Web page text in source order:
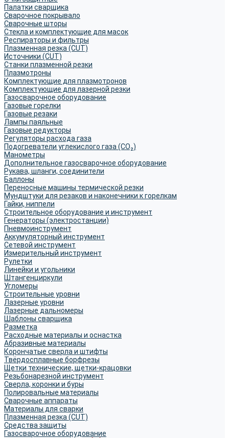
Палатки сварщика
Сварочное покрывало
Сварочные шторы
Стекла и комплектующие для масок
Респираторы и фильтры
Плазменная резка (CUT)
Источники (CUT)
Станки плазменной резки
Плазмотроны
Комплектующие для плазмотронов
Комплектующие для лазерной резки
Газосварочное оборудование
Газовые горелки
Газовые резаки
Лампы паяльные
Газовые редукторы
Регуляторы расхода газа
Подогреватели углекислого газа (CO₂)
Манометры
Дополнительное газосварочное оборудование
Рукава, шланги, соединители
Баллоны
Переносные машины термической резки
Мундштуки для резаков и наконечники к горелкам
Гайки, ниппели
Строительное оборудование и инструмент
Генераторы (электростанции)
Пневмоинструмент
Аккумуляторный инструмент
Сетевой инструмент
Измерительный инструмент
Рулетки
Линейки и угольники
Штангенциркули
Угломеры
Строительные уровни
Лазерные уровни
Лазерные дальномеры
Шаблоны сварщика
Разметка
Расходные материалы и оснастка
Абразивные материалы
Корончатые сверла и штифты
Твёрдосплавные борфрезы
Щетки технические, щетки-крацовки
Резьбонарезной инструмент
Сверла, коронки и буры
Полировальные материалы
Сварочные аппараты
Материалы для сварки
Плазменная резка (CUT)
Средства защиты
Газосварочное оборудование